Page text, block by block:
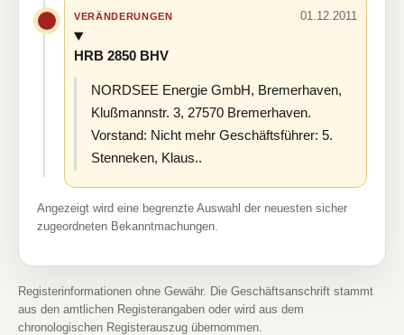
VERÄNDERUNGEN 01.12.2011
HRB 2850 BHV
NORDSEE Energie GmbH, Bremerhaven,
Klußmannstr. 3, 27570 Bremerhaven.
Vorstand: Nicht mehr Geschäftsführer: 5.
Stenneken, Klaus..
Angezeigt wird eine begrenzte Auswahl der neuesten sicher
zugeordneten Bekanntmachungen.
Registerinformationen ohne Gewähr. Die Geschäftsanschrift stammt
aus den amtlichen Registerangaben oder wird aus dem
chronologischen Registerauszug übernommen.